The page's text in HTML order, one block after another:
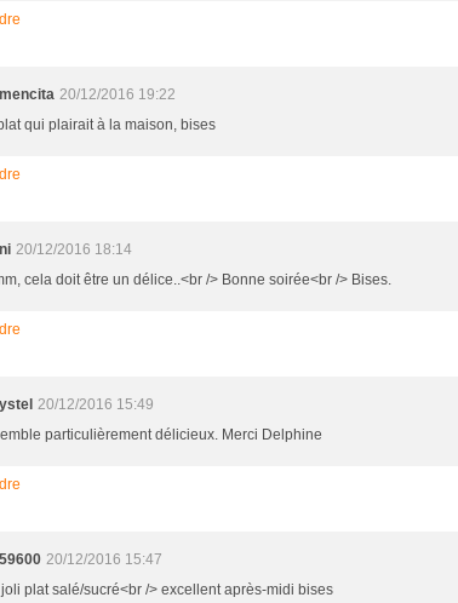
20/12/2016 19:22
qui plairait à la maison, bises
20/12/2016 18:14
cela doit être un délice..<br /> Bonne soirée<br /> Bises.
20/12/2016 15:49
particulièrement délicieux. Merci Delphine
20/12/2016 15:47
plat salé/sucré<br /> excellent après-midi bises